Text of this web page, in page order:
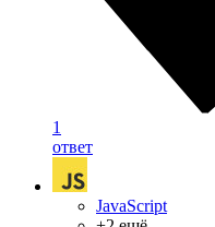
1
ответ
JavaScript